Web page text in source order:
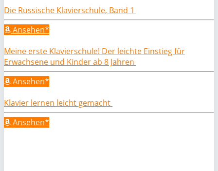
Die Russische Klavierschule, Band 1
Ansehen*
Meine erste Klavierschule! Der leichte Einstieg für
Erwachsene und Kinder ab 8 Jahren
Ansehen*
Klavier lernen leicht gemacht
Ansehen*